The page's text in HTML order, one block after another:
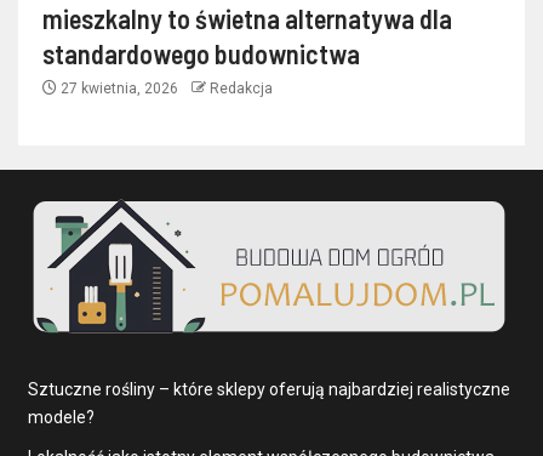
mieszkalny to świetna alternatywa dla
standardowego budownictwa
27 kwietnia, 2026 Redakcja
Sztuczne rośliny – które sklepy oferują najbardziej realistyczne
modele?